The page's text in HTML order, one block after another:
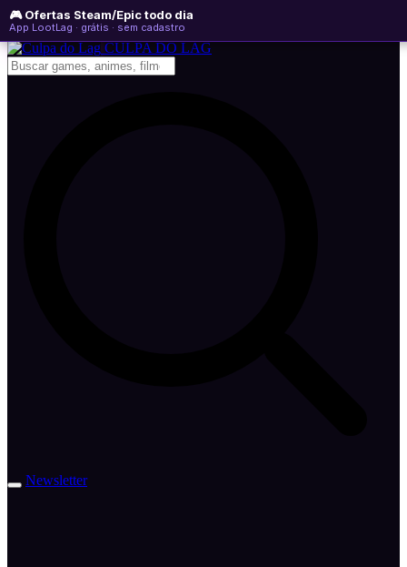
🎮 Ofertas Steam/Epic todo dia
App LootLag · grátis · sem cadastro
sábado, 08 de agosto de 2026 WhatsApp
Newsletter
CULPA DO LAG
Newsletter